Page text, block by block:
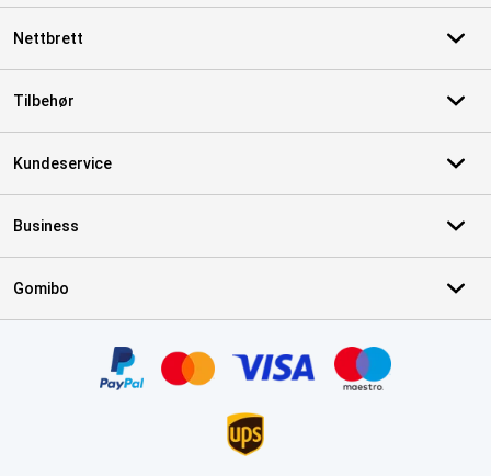
Nettbrett
Tilbehør
Kundeservice
Business
Gomibo